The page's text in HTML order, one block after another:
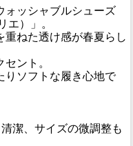
ォッシャブルシューズ
エ）」。
重ねた透け感が春夏らし
ント。
りソフトな履き心地で
潔、サイズの微調整も